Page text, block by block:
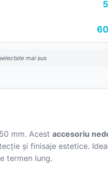
mai sus
mm. Acest accesoriu
și finisaje estetice.
termen lung.